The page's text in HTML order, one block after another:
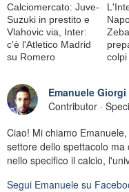
Calciomercato: Juve-
Suzuki in prestito e
Vlahovic via, Inter:
c'è l'Atletico Madrid
su Romero
colpi
Emanuele Giorgi
Contributor ·
Ciao! Mi chiamo
settore dello spettacolo
nello specifico il calcio,
Segui Emanuele su